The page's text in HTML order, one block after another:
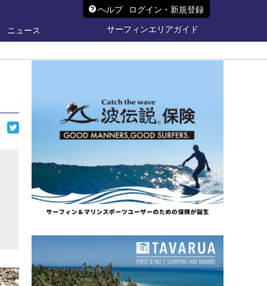
ヘルプ ログイン・新規登録
ニュース
サーフィンエリアガイド